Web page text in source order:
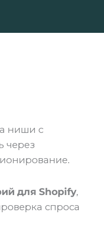
ниши с
через
для Shopify,
спроса